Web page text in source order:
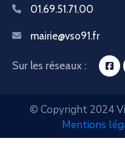
01.69.51.71.00
mairie@vso91.fr
Sur les réseaux :
© Copyright 2024
Mentions